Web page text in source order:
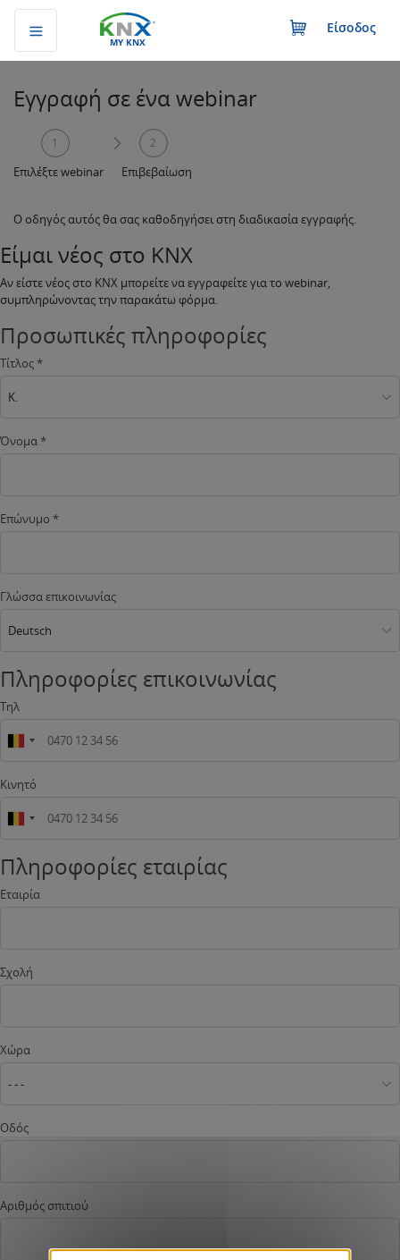
MY KNX
Είσοδος
Εγγραφή σε ένα webinar
1
Επιλέξτε webinar
2
Επιβεβαίωση
Ο οδηγός αυτός θα σας καθοδηγήσει στη διαδικασία εγγραφής.
Είμαι νέος στο ΚΝΧ
Αν είστε νέος στο ΚΝΧ μπορείτε να εγγραφείτε για το webinar,
συμπληρώνοντας την παρακάτω φόρμα.
Προσωπικές πληροφορίες
Τίτλος *
Κ.
Όνομα *
Επώνυμο *
Γλώσσα επικοινωνίας
Deutsch
Πληροφορίες επικοινωνίας
Τηλ
Κινητό
Πληροφορίες εταιρίας
Εταιρία
Σχολή
Χώρα
- - -
Οδός
Αριθμός σπιτιού